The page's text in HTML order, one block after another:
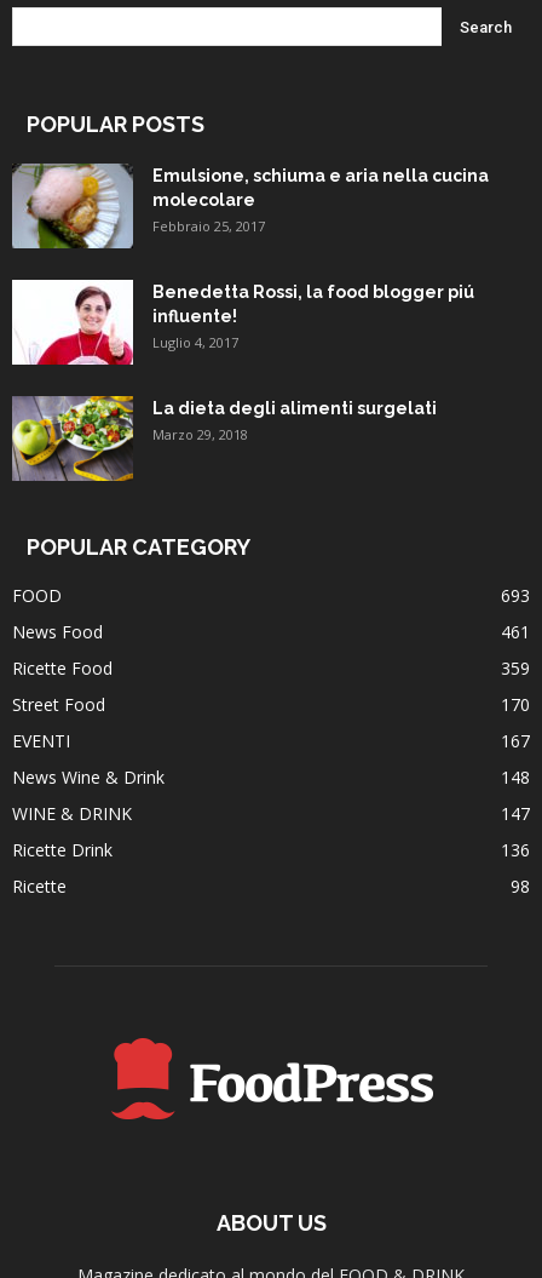
POPULAR POSTS
Emulsione, schiuma e aria nella cucina
molecolare
Febbraio 25, 2017
Benedetta Rossi, la food blogger piú
influente!
Luglio 4, 2017
La dieta degli alimenti surgelati
Marzo 29, 2018
POPULAR CATEGORY
FOOD
693
News Food
461
Ricette Food
359
Street Food
170
EVENTI
167
News Wine & Drink
148
WINE & DRINK
147
Ricette Drink
136
Ricette
98
ABOUT US